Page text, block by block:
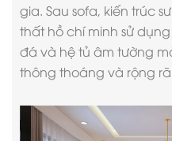
gia. Sau sofa, kiến trúc
thất hồ chí minh sử
đá và hệ tủ âm tường
thông thoáng và rộng